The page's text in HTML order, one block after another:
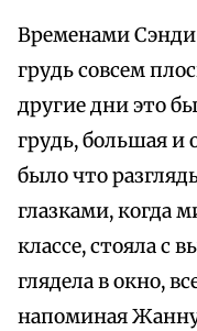
Временами Сэнди
грудь совсем
другие дни это
грудь, большая и
было что
глазками, когда
классе, стояла с
глядела в окно,
напоминая